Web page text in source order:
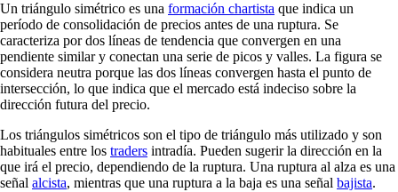
Un triángulo simétrico es una formación chartista que indica un
período de consolidación de precios antes de una ruptura. Se
caracteriza por dos líneas de tendencia que convergen en una
pendiente similar y conectan una serie de picos y valles. La figura se
considera neutra porque las dos líneas convergen hasta el punto de
intersección, lo que indica que el mercado está indeciso sobre la
dirección futura del precio.
Los triángulos simétricos son el tipo de triángulo más utilizado y son
habituales entre los traders intradía. Pueden sugerir la dirección en la
que irá el precio, dependiendo de la ruptura. Una ruptura al alza es una
señal alcista, mientras que una ruptura a la baja es una señal bajista.